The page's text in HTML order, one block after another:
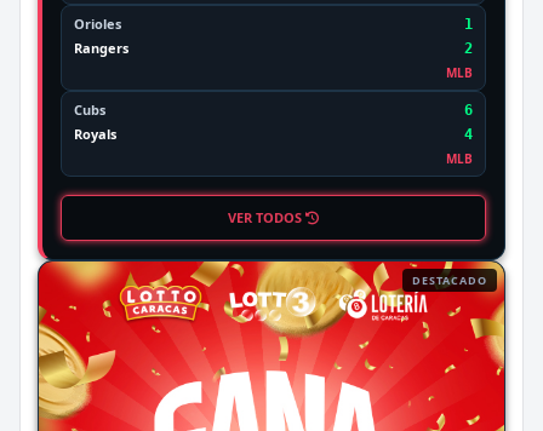
Orioles 1
Rangers
2
MLB
Cubs 6
Royals
4
MLB
VER TODOS
DESTACADO